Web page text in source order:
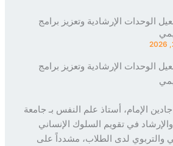
الإرشادية وتعزيز برامج
الإرشادية وتعزيز برامج
أستاذ علم النفس بـ جامعة
في تقويم السلوك الإنساني
لدى الطلاب، مشدداً على